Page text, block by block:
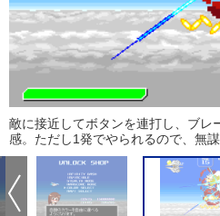
敵に接近してボタンを連打し、ブレ
感。ただし1発でやられるので、無